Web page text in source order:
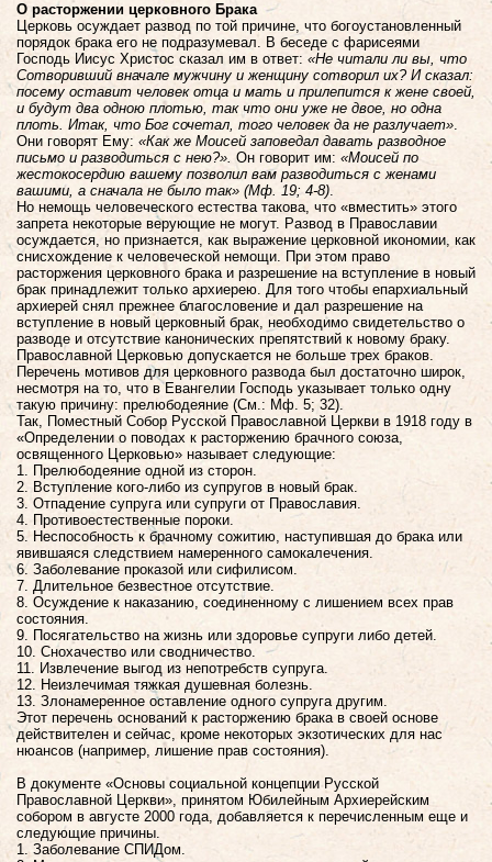
О расторжении церковного Брака
Церковь осуждает развод по той причине, что богоустановленный
порядок брака его не подразумевал. В беседе с фарисеями
Господь Иисус Христос сказал им в ответ: «Не читали ли вы, что
Сотворивший вначале мужчину и женщину сотворил их? И сказал:
посему оставит человек отца и мать и прилепится к жене своей,
и будут два одною плотью, так что они уже не двое, но одна
плоть. Итак, что Бог сочетал, того человек да не разлучает».
Они говорят Ему: «Как же Моисей заповедал давать разводное
письмо и разводиться с нею?». Он говорит им: «Моисей по
жестокосердию вашему позволил вам разводиться с женами
вашими, а сначала не было так» (Мф. 19; 4-8).
Но немощь человеческого естества такова, что «вместить» этого
запрета некоторые верующие не могут. Развод в Православии
осуждается, но признается, как выражение церковной икономии, как
снисхождение к человеческой немощи. При этом право
расторжения церковного брака и разрешение на вступление в новый
брак принадлежит только архиерею. Для того чтобы епархиальный
архиерей снял прежнее благословение и дал разрешение на
вступление в новый церковный брак, необходимо свидетельство о
разводе и отсутствие канонических препятствий к новому браку.
Православной Церковью допускается не больше трех браков.
Перечень мотивов для церковного развода был достаточно широк,
несмотря на то, что в Евангелии Господь указывает только одну
такую причину: прелюбодеяние (См.: Мф. 5; 32).
Так, Поместный Собор Русской Православной Церкви в 1918 году в
«Определении о поводах к расторжению брачного союза,
освященного Церковью» называет следующие:
1. Прелюбодеяние одной из сторон.
2. Вступление кого-либо из супругов в новый брак.
3. Отпадение супруга или супруги от Православия.
4. Противоестественные пороки.
5. Неспособность к брачному сожитию, наступившая до брака или
явившаяся следствием намеренного самокалечения.
6. Заболевание проказой или сифилисом.
7. Длительное безвестное отсутствие.
8. Осуждение к наказанию, соединенному с лишением всех прав
состояния.
9. Посягательство на жизнь или здоровье супруги либо детей.
10. Снохачество или сводничество.
11. Извлечение выгод из непотребств супруга.
12. Неизлечимая тяжкая душевная болезнь.
13. Злонамеренное оставление одного супруга другим.
Этот перечень оснований к расторжению брака в своей основе
действителен и сейчас, кроме некоторых экзотических для нас
нюансов (например, лишение прав состояния).
В документе «Основы социальной концепции Русской
Православной Церкви», принятом Юбилейным Архиерейским
собором в августе 2000 года, добавляется к перечисленным еще и
следующие причины.
1. Заболевание СПИДом.